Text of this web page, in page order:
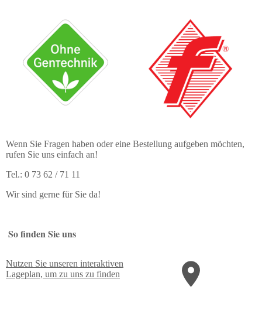
Wenn Sie Fragen haben oder eine Bestellung aufgeben möchten,
rufen Sie uns einfach an!
Tel.: 0 73 62 / 71 11
Wir sind gerne für Sie da!
So finden Sie uns
Nutzen Sie unseren interaktiven
La­ge­plan, um zu uns zu finden